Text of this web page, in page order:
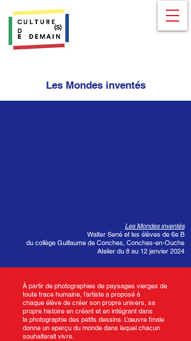
Les Mondes inventés
Les Mondes inventés
Walter Sené et les élèves de 6e B
du collège Guillaume de Conches, Conches-en-Ouche
Atelier du 8 au 12 janvier 2024
À partir de photographies de paysages vierges de
toute trace humaine, l’artiste a proposé à
chaque élève de créer son propre univers, sa
propre histoire en créant et en intégrant dans
la photographie des petits dessins. L’œuvre ﬁnale
donne un aperçu du monde dans lequel chacun
souhaiterait vivre.